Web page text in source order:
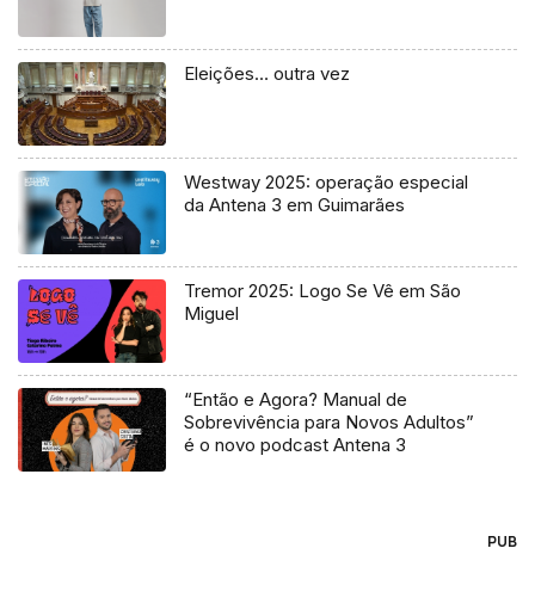
Eleições… outra vez
Westway 2025: operação especial
da Antena 3 em Guimarães
Tremor 2025: Logo Se Vê em São
Miguel
“Então e Agora? Manual de
Sobrevivência para Novos Adultos”
é o novo podcast Antena 3
PUB